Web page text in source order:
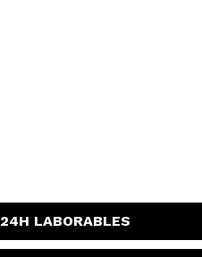
24H LABORABLES